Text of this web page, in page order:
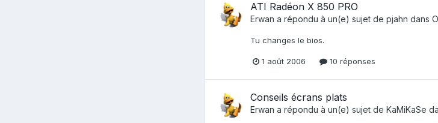
ATI Radéon X 850 PRO
Erwan a répondu à un(e) sujet de pjahn dans
Tu changes le bios.
1 août 2006 10 réponses
Conseils écrans plats
Erwan a répondu à un(e) sujet de KaMiKaSe